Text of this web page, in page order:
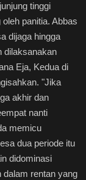
tinggi
panitia. Abbas
dijaga hingga
dilaksanakan
Eja, Kedua di
"Jika
akhir dan
nanti
memicu
dua periode itu
didominasi
dalam rentan yang